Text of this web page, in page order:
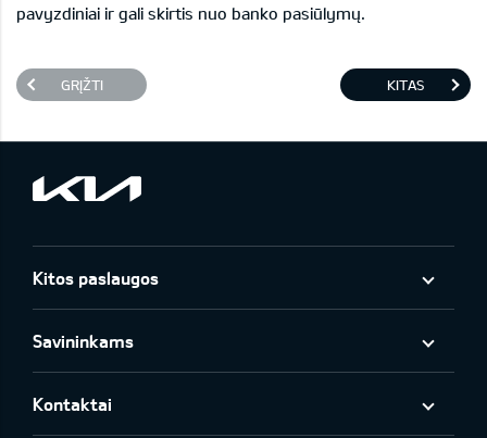
pavyzdiniai ir gali skirtis nuo banko pasiūlymų.
GRĮŽTI KITAS
Kitos paslaugos
Savininkams
Kontaktai